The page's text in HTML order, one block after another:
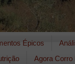
Épicos
Agora Corro